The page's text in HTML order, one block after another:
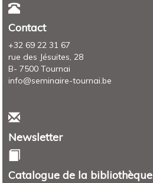
Contact
+32 69 22 31 67
rue des Jésuites, 28
B- 7500 Tournai
info@seminaire-tournai.be
Newsletter
Catalogue de la bibliothèque